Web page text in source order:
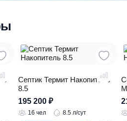
Септик Термит Накопитель
8.5
195 200 ₽
16 чел 8.5 л/сут